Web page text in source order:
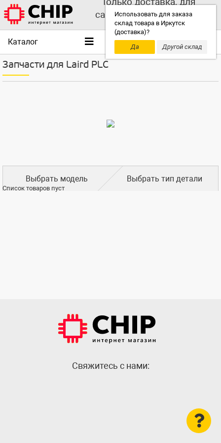
Использовать для заказа
склад товара в Иркутск
(доставка)?
Да
Другой склад
самовывоза выбирайте
другой склад!
Каталог
Запчасти для Laird PLC
Выбрать модель Выбрать тип детали
Список товаров пуст
Cвяжитесь с нами: